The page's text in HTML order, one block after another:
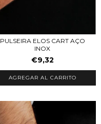
PULSEIRA ELOS CART AÇO
INOX
€9,32